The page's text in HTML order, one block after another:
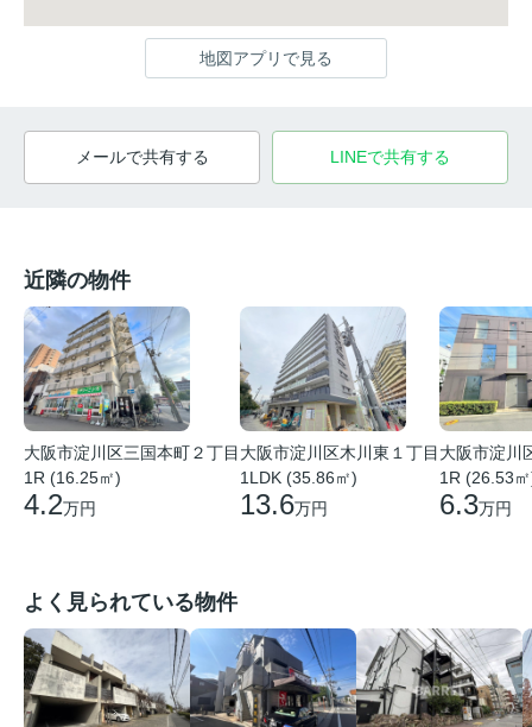
地図アプリで見る
メールで共有する LINEで共有する
近隣の物件
大阪市淀川区三国本町２丁目
1R (16.25㎡)
4.2万円
大阪市淀川区木川東１丁目
1LDK (35.86㎡)
13.6万円
大阪市淀川
1R (26.53
6.3万円
よく見られている物件